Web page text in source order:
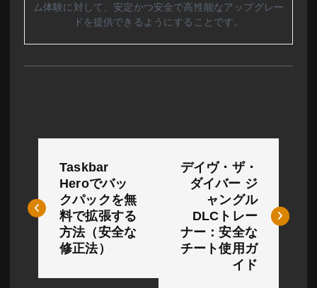
ム体験に対して、安定かつ安全で高性能なアップグレー
ドを提供できるようにすることです。
ナ
Taskbar
Heroでバッ
クパックを無
料で拡張する
方法（安全な
修正法）
デイヴ・ザ・
ダイバー ジ
ャングル
DLCトレー
ナー：安全な
チート使用ガ
イド